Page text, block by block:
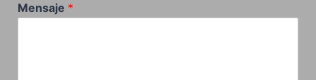
Mensaje *